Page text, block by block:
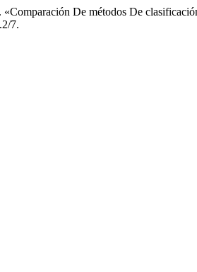
De métodos De
7.